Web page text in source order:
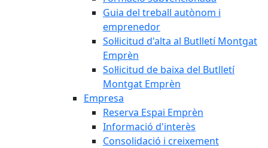
Guia del treball autònom i
emprenedor
Sol·licitud d'alta al Butlletí Montgat
Emprèn
Sol·licitud de baixa del Butlletí
Montgat Emprèn
Empresa
Reserva Espai Emprèn
Informació d'interès
Consolidació i creixement